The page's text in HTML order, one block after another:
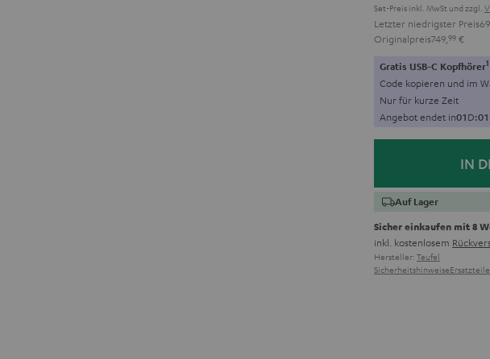
Set-Preis inkl. MwSt und zzgl.
Letzter niedrigster Preis
Originalpreis749, 99 €
Gratis USB-C Kopfhörer1
Code kopieren und im
Nur für kurze Zeit
Angebot endet in01D:01
IN
Auf Lager
Sicher einkaufen mit 8
inkl. kostenlosem
Hersteller: Teufel
SicherheitshinweiseErsatzteile